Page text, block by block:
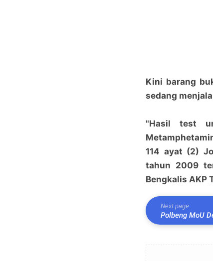
Kini barang
sedang
"Hasil test
114 ayat (2)
tahun 2009
Bengkalis AKP
Next page
Polbeng MoU